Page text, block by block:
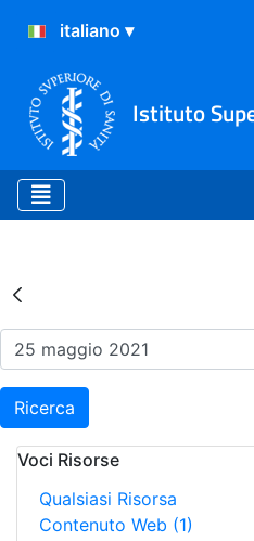
Istituto
Risultati
Ricerca
Voci Risorse
Qualsiasi Risorsa
Contenuto Web (1)